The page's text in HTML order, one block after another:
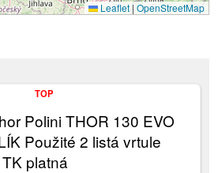
Leaflet | OpenStreetMap
Polini THOR 130 EVO
Použité 2 listá vrtule
platná
TOP